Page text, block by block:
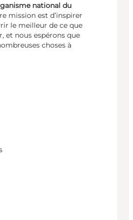
national du
mission est d’inspirer
le meilleur de ce que
et nous espérons que
choses à